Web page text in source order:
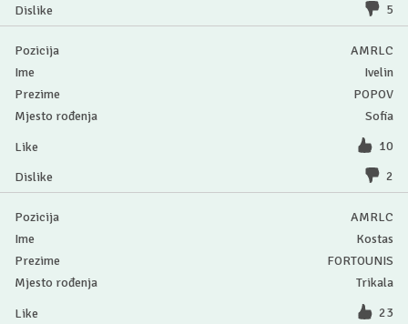
5
AMRLC
Ivelin
POPOV
Sofia
10
2
AMRLC
Kostas
FORTOUNIS
Trikala
23